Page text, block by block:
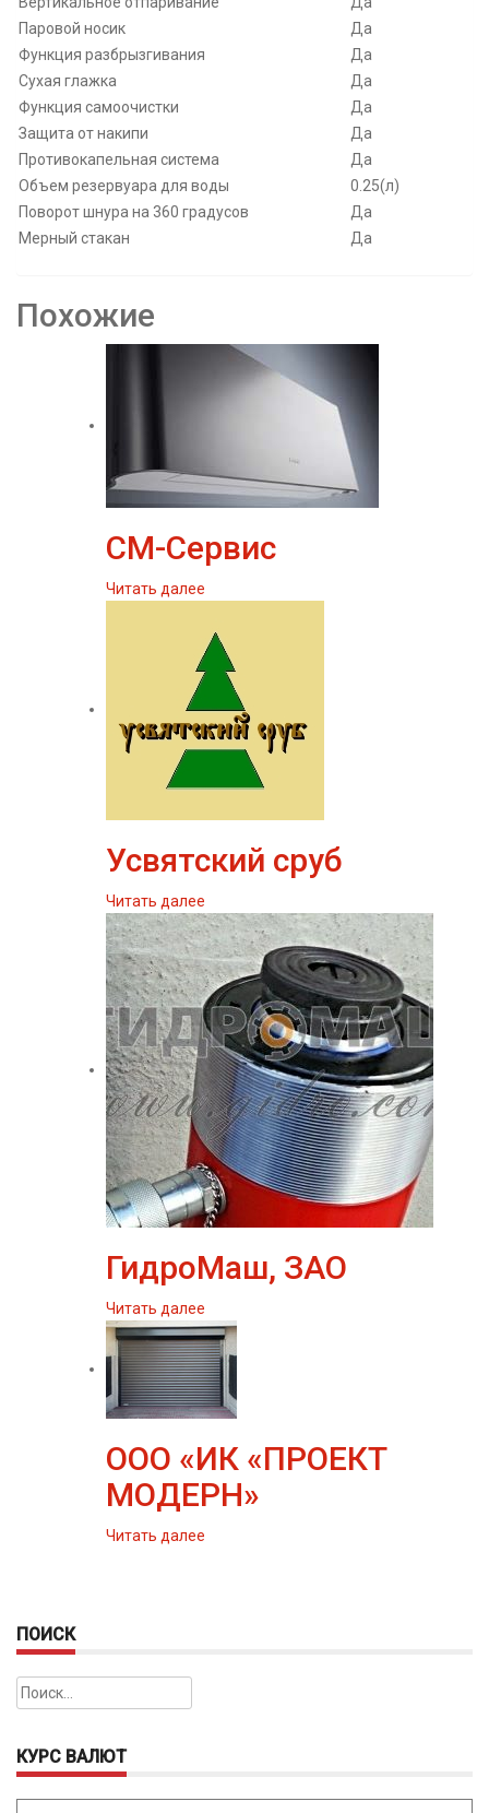
Паровой носик
Да
Функция разбрызгивания
Да
Сухая глажка
Да
Функция самоочистки
Да
Защита от накипи
Да
Противокапельная система
Да
Объем резервуара для воды
0.25(л)
Поворот шнура на 360 градусов
Да
Мерный стакан
Да
Похожие
СМ-Сервис
Читать далее
Усвятский сруб
Читать далее
ГидроМаш, ЗАО
Читать далее
ООО «ИК «ПРОЕКТ
МОДЕРН»
Читать далее
ПОИСК
Найти:
КУРС ВАЛЮТ